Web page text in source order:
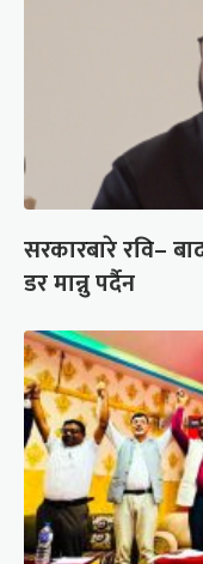
सरकारबारे रवि–
डर मान्नु पर्दैन